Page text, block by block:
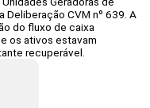
Deliberação CVM nº 639. A
do fluxo de caixa
os ativos estavam
recuperável.